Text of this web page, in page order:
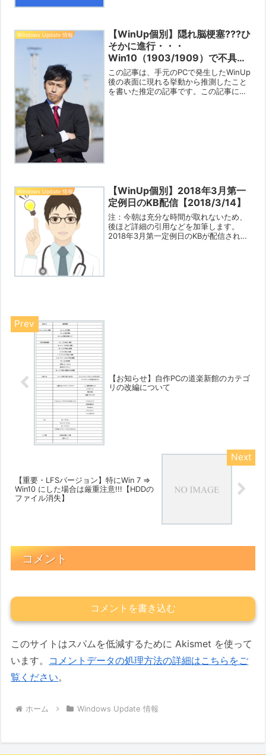
Windows Update 情報
【WinUp個別】隠れ脳梗塞???ひ
そかに進行・・・
Win10（1903/1909）で不具合
結構発生中【2020/3/16】
この記事は、手元のPCで発生したWinUp
後の表面に現れる挙動から推測したこと
を書いた推定の記事です。この記事につ
Windows Update 情報
【WinUp個別】2018年3月第一
定例日のKB配信【2018/3/14】
注：今朝は充分な時間が取れないため、
後ほど詳細の引用などを加筆します。
2018年3月第一定例日のKBが配信されま
【お知らせ】自作PCの道楽新館のカテゴ
リの改編について
【重要・LFSバージョン】特にWin 7 ⇒
Win10 にした場合は厳重注意!!!【HDDの
ファイル消失】
コメント
コメントを書き込む
このサイトはスパムを低減するために Akismet を使って
います。 コメントデータの処理方法の詳細はこちらをご
覧ください。
ホーム Windows Update 情報